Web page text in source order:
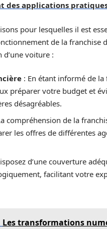
des applications
pour lesquelles il est
de la franchise
voiture :
: En étant informé de la
préparer votre budget et
désagréables.
compréhension de la
les offres de différentes
d’une couverture
facilitant votre
Les transformations